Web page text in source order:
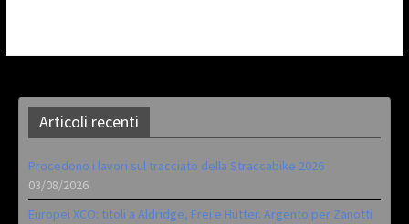
Articoli recenti
Procedono i lavori sul tracciato della Straccabike 2026
03/08/2026
Europei XCO: titoli a Aldridge, Frei e Hutter. Argento per Zanotti